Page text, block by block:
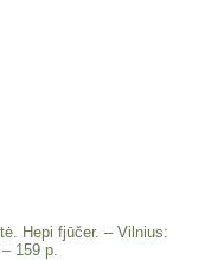
Hepi fjūčer. – Vilnius:
159 p.